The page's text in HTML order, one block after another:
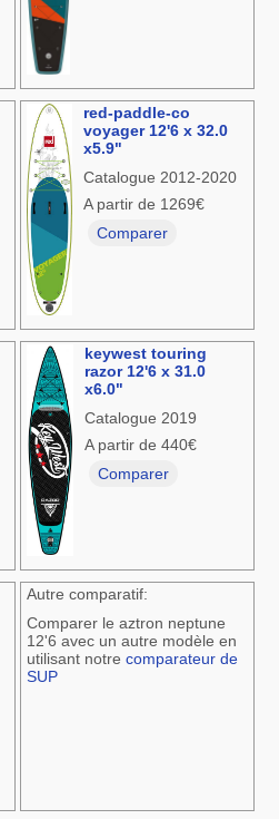
red-paddle-co
voyager 12'6 x 32.0
x5.9"
Catalogue 2012-2020
A partir de 1269€
Comparer
keywest touring
razor 12'6 x 31.0
x6.0"
Catalogue 2019
A partir de 440€
Comparer
Autre comparatif:
Comparer le aztron neptune
12'6 avec un autre modèle en
utilisant notre comparateur de
SUP